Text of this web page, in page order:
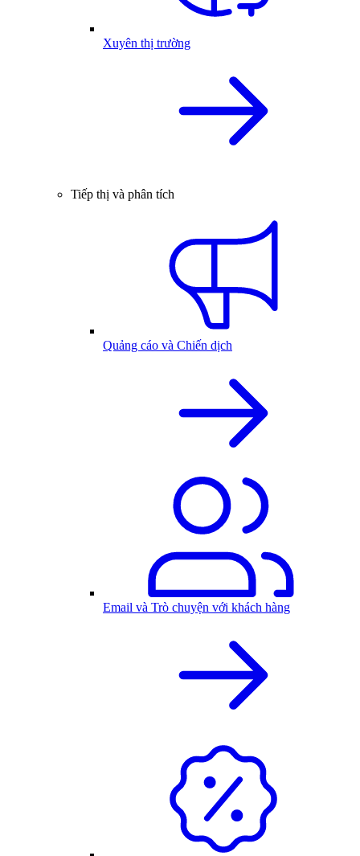
Xuyên thị trường
Tiếp thị và phân tích
Quảng cáo và Chiến dịch
Email và Trò chuyện với khách hàng